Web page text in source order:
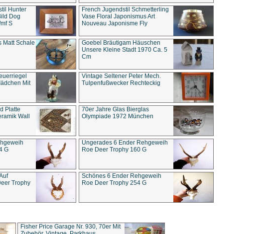
Hunter
Dog
S
French Jugendstil Schmetterling
Vase Floral Japonismus Art
Nouveau Japonisme Fly
Matt Schale
Goebel Bräutigam Häuschen
Unsere Kleine Stadt 1970 Ca. 5
Cm
Mit
Vintage Seltener Peter Mech.
Tulpenfußwecker Rechteckig
Platte
Wall
70er Jahre Glas Bierglas
Olympiade 1972 München
G
Ungerades 6 Ender Rehgeweih
Roe Deer Trophy 160 G
Trophy
Schönes 6 Ender Rehgeweih
Roe Deer Trophy 254 G
Fisher Price Garage Nr. 930, 70er Mit